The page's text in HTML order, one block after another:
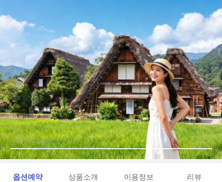
옵션예약 상품소개 이용정보 리뷰